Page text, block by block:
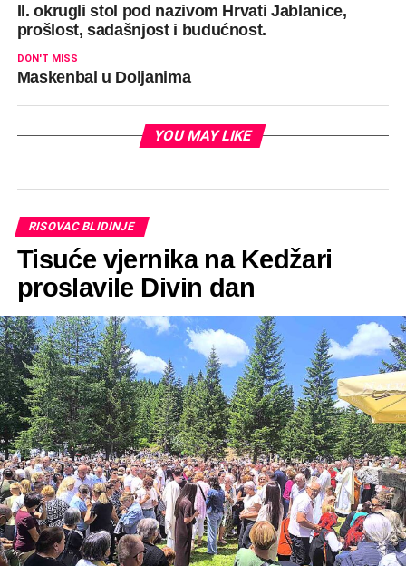
II. okrugli stol pod nazivom Hrvati Jablanice,
prošlost, sadašnjost i budućnost.
DON'T MISS
Maskenbal u Doljanima
YOU MAY LIKE
RISOVAC BLIDINJE
Tisuće vjernika na Kedžari
proslavile Divin dan